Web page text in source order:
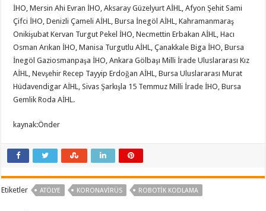
İHO, Mersin Ahi Evran İHO, Aksaray Güzelyurt AİHL, Afyon Şehit Sami
Çifci İHO, Denizli Çameli AİHL, Bursa İnegöl AİHL, Kahramanmaraş
Onikişubat Kervan Turgut Pekel İHO, Necmettin Erbakan AİHL, Hacı
Osman Arıkan İHO, Manisa Turgutlu AİHL, Çanakkale Biga İHO, Bursa
İnegöl Gaziosmanpaşa İHO, Ankara Gölbaşı Milli İrade Uluslararası Kız
AİHL, Nevşehir Recep Tayyip Erdoğan AİHL, Bursa Uluslararası Murat
Hüdavendigar AİHL, Sivas Şarkışla 15 Temmuz Milli İrade İHO, Bursa
Gemlik Roda AİHL.
kaynak:Önder
Etiketler ATÖLYE KORONAVIRÜS ROBOTIK KODLAMA